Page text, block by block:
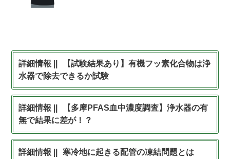
【試験結果あり】有機フッ素化合物は浄
水器で除去できるか試験
【多摩PFAS血中濃度調査】浄水器の有
無で結果に差が！？
寒冷地に起きる配管の凍結問題とは